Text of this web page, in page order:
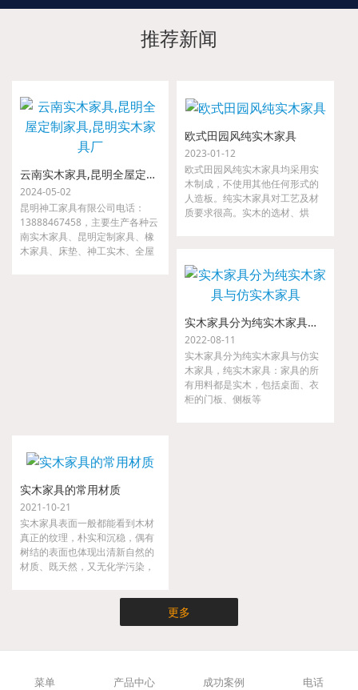
推荐新闻
云南实木家具,昆明全屋定制家具,昆明实木家具厂
2024-05-02
昆明神工家具有限公司电话：
13888467458，主要生产各种云
南实木家具、昆明定制家具、橡
木家具、床垫、神工实木、全屋
欧式田园风纯实木家具
2023-01-12
欧式田园风纯实木家具均采用实
木制成，不使用其他任何形式的
人造板。纯实木家具对工艺及材
质要求很高。实木的选材、烘
象，大则整套家具变形，以至无
法使用。
实木家具分为纯实木家具与仿实木家具
2022-08-11
实木家具分为纯实木家具与仿实
木家具，纯实木家具：家具的所
有用料都是实木，包括桌面、衣
柜的门板、侧板等
实木家具的常用材质
2021-10-21
实木家具表面一般都能看到木材
真正的纹理，朴实和沉稳，偶有
树结的表面也体现出清新自然的
材质、既天然，又无化学污染，
现代都市人崇尚大自然的家具。
更多
菜单 产品中心 成功案例 电话